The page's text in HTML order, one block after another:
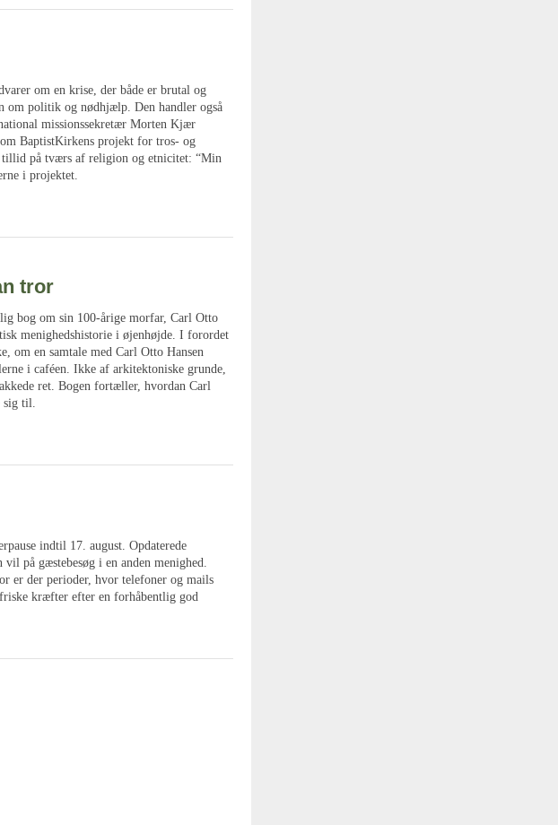
om en krise, der både er brutal og
om politik og nødhjælp. Den handler også
missionssekretær Morten Kjær
BaptistKirkens projekt for tros- og
på tværs af religion og etnicitet: “Min
i projektet.
tror
bog om sin 100-årige morfar, Carl Otto
menighedshistorie i øjenhøjde. I forordet
om en samtale med Carl Otto Hansen
i caféen. Ikke af arkitektoniske grunde,
ret. Bogen fortæller, hvordan Carl
sig til.
indtil 17. august. Opdaterede
på gæstebesøg i en anden menighed.
er der perioder, hvor telefoner og mails
kræfter efter en forhåbentlig god